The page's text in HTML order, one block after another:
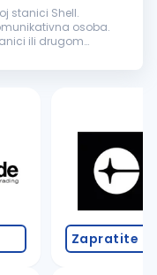
stanici Shell.
ili drugom
Zapratite